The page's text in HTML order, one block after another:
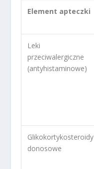
Element apteczki
Leki
przeciwalergiczne
(antyhistaminowe)
Glikokortykosteroidy
donosowe